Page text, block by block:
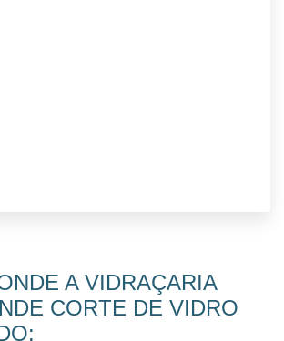
A VIDRAÇARIA
CORTE DE VIDRO